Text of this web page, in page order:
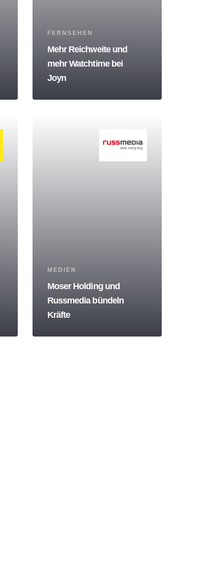
Tags
FERNSEHEN
Mehr Reichweite und
mehr Watchtime bei
Joyn
Tags
MEDIEN
Moser Holding und
Russmedia bündeln
Kräfte